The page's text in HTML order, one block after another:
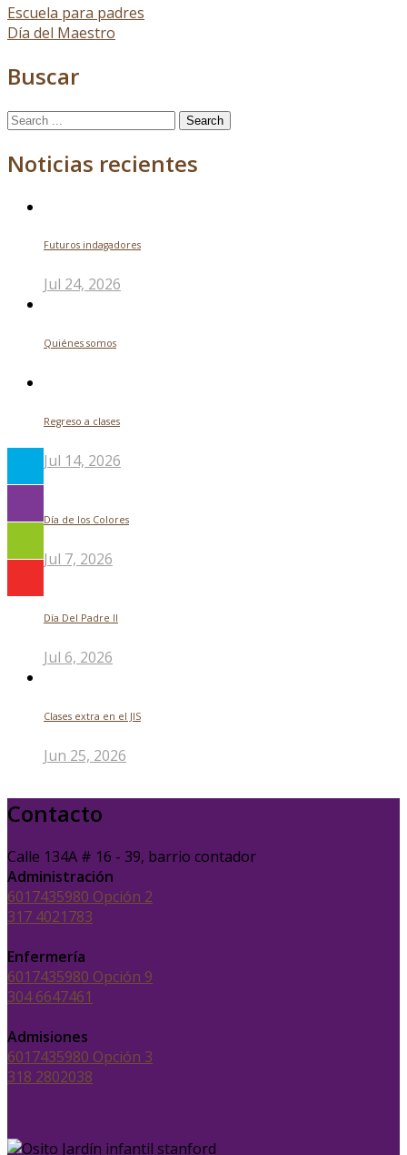
Post
navigation
Escuela para padres
Día del Maestro
Buscar
Search
Noticias recientes
Futuros indagadores
Jul 24, 2026
Quiénes somos
Regreso a clases
Jul 14, 2026
Día de los Colores
Jul 7, 2026
Día Del Padre ll
Jul 6, 2026
Clases extra en el JIS
Jun 25, 2026
Contacto
Calle 134A # 16 - 39, barrio contador
Administración
6017435980 Opción 2
317 4021783
Enfermería
6017435980 Opción 9
304 6647461
Admisiones
6017435980 Opción 3
318 2802038